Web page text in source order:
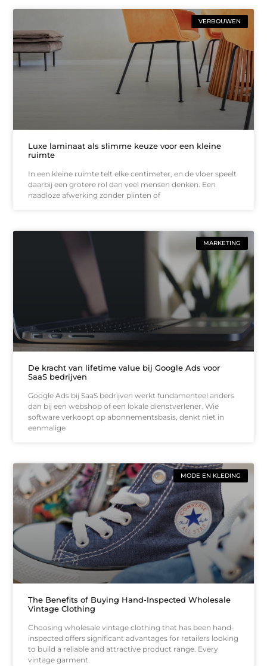
VERBOUWEN
Luxe laminaat als slimme keuze voor een kleine
ruimte
In een kleine ruimte telt elke centimeter, en de vloer speelt
daarbij een grotere rol dan veel mensen denken. Een
naadloze afwerking zonder plinten of
MARKETING
De kracht van lifetime value bij Google Ads voor
SaaS bedrijven
Google Ads bij SaaS bedrijven werkt fundamenteel anders
dan bij een webshop of een lokale dienstverlener. Wie
software verkoopt op abonnementsbasis, denkt niet in
eenmalige
MODE EN KLEDING
The Benefits of Buying Hand-Inspected Wholesale
Vintage Clothing
Choosing wholesale vintage clothing that has been hand-
inspected offers significant advantages for retailers looking
to build a reliable and attractive product range. Every
vintage garment